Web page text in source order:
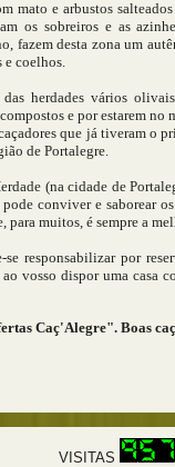
mato e arbustos
os sobreiros e as
fazem desta zona um
e coelhos.
herdades vários
e por estarem no
que já tiveram o
de Portalegre.
(na cidade de
pode conviver e saborear
para muitos, é sempre a
responsabilizar por
vosso dispor uma casa
Caç'Alegre". Boas
VISITAS